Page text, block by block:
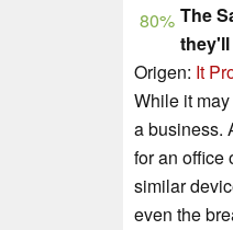
80% The
they'll
Origen: It
While it
a business.
for an office
similar
even the